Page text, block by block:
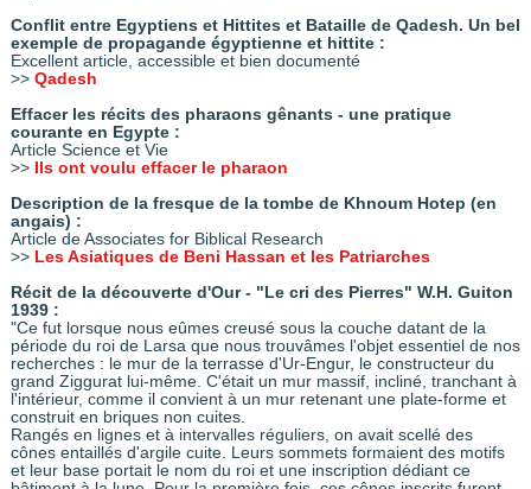
Conflit entre Egyptiens et Hittites et Bataille de Qadesh. Un bel
exemple de propagande égyptienne et hittite :
Excellent article, accessible et bien documenté
>> Qadesh
Effacer les récits des pharaons gênants - une pratique
courante en Egypte :
Article Science et Vie
>> Ils ont voulu effacer le pharaon
Description de la fresque de la tombe de Khnoum Hotep (en
angais) :
Article de Associates for Biblical Research
>> Les Asiatiques de Beni Hassan et les Patriarches
Récit de la découverte d'Our - "Le cri des Pierres" W.H. Guiton
1939 :
"Ce fut lorsque nous eûmes creusé sous la couche datant de la
période du roi de Larsa que nous trouvâmes l'objet essentiel de nos
recherches : le mur de la terrasse d'Ur-Engur, le constructeur du
grand Ziggurat lui-même. C'était un mur massif, incliné, tranchant à
l'intérieur, comme il convient à un mur retenant une plate-forme et
construit en briques non cuites.
Rangés en lignes et à intervalles réguliers, on avait scellé des
cônes entaillés d'argile cuite. Leurs sommets formaient des motifs
et leur base portait le nom du roi et une inscription dédiant ce